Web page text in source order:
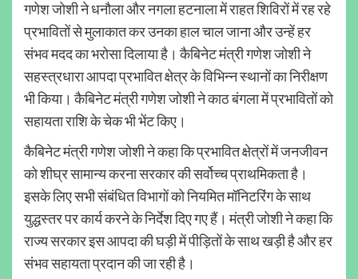
गणेश जोशी ने धनौला और नगला हटनाला में राहत शिविरों में रह रहे
प्रभावितों से मुलाकात कर उनका हाल चाल जाना और उन्हें हर
संभव मदद का भरोसा दिलाया है। कैबिनेट मंत्री गणेश जोशी ने
सहस्त्रधारा आपदा प्रभावित क्षेत्र के विभिन्न स्थानों का निरीक्षण
भी किया। कैबिनेट मंत्री गणेश जोशी ने काठ बंगला में प्रभावितों को
सहायता राशि के चेक भी भेंट किए।
कैबिनेट मंत्री गणेश जोशी ने कहा कि प्रभावित क्षेत्रों में जनजीवन
को शीघ्र सामान्य करना सरकार की सर्वोच्च प्राथमिकता है।
इसके लिए सभी संबंधित विभागों को नियमित मॉनिटरिंग के साथ
युद्धस्तर पर कार्य करने के निर्देश दिए गए हैं। मंत्री जोशी ने कहा कि
राज्य सरकार इस आपदा की घड़ी में पीड़ितों के साथ खड़ी है और हर
संभव सहायता प्रदान की जा रही है।